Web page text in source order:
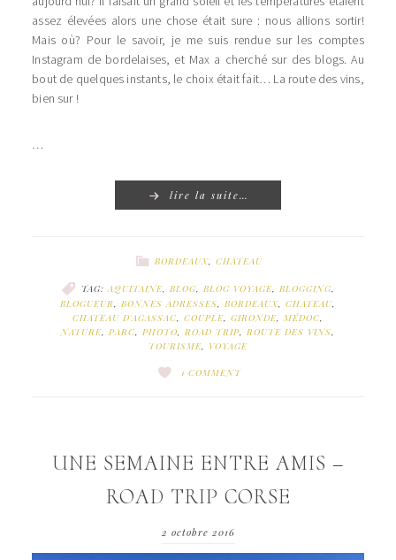
assez élevées alors une chose était sure : nous allions sortir!
Mais où? Pour le savoir, je me suis rendue sur les comptes
Instagram de bordelaises, et Max a cherché sur des blogs. Au
bout de quelques instants, le choix était fait… La route des vins,
bien sur !
…
lire la suite…
BORDEAUX, CHÂTEAU
TAG:AQUITAINE, BLOG, BLOG VOYAGE, BLOGGING,
BLOGUEUR
BONNES ADRESSES BORDEAUX CHATEAU
CHATEAU D'AGASSAC
COUPLE GIRONDE MÉDOC
NATURE PARC PHOTO ROAD TRIP ROUTE DES VINS
TOURISME
VOYAGE
1 COMMENT
UNE SEMAINE ENTRE AMIS –
ROAD TRIP CORSE
2 octobre 2016